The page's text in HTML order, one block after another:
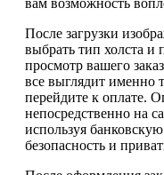
После загрузки
выбрать тип холста и
просмотр вашего
все выглядит именно
перейдите к оплате.
непосредственно на
используя
безопасность и